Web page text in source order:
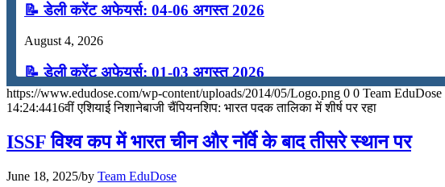
📝 डेली करेंट अफेयर्स: 04-06 अगस्त 2026
August 4, 2026
📝 डेली करेंट अफेयर्स: 01-03 अगस्त 2026
July 31, 2026
📝 डेली करेंट अफेयर्स: 28-31 जुलाई 2026
https://www.edudose.com/wp-content/uploads/2014/05/Logo.png 0 0 Team EduDose
14:24:4416वीं एशियाई निशानेबाजी चैंपियनशिप: भारत ​​पदक तालिका में शीर्ष पर रहा
ISSF विश्व कप में भारत चीन और नॉर्वे के बाद तीसरे स्थान पर
June 18, 2025/by Team EduDose